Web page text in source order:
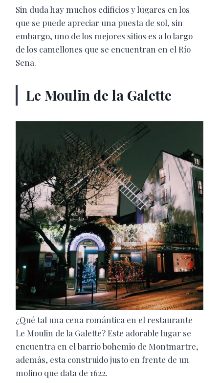
Sin duda hay muchos edificios y lugares en los
que se puede apreciar una puesta de sol, sin
embargo, uno de los mejores sitios es a lo largo
de los camellones que se encuentran en el Río
Sena.
Le Moulin de la Galette
¿Qué tal una cena romántica en el restaurante
Le Moulin de la Galette? Este adorable lugar se
encuentra en el barrio bohemio de Montmartre,
además, esta construido justo en frente de un
molino que data de 1622.